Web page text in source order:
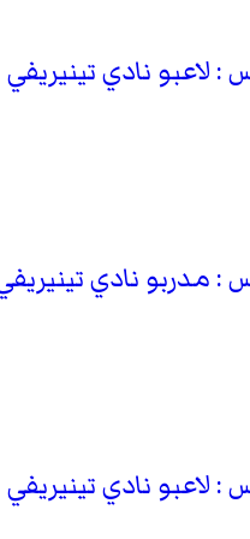
لاعبو نادي تينيريفي
مدربو نادي
لاعبو نادي